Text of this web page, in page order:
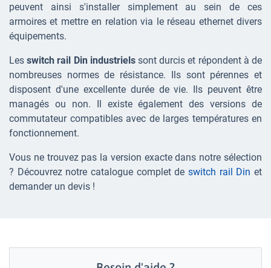
peuvent ainsi s'installer simplement au sein de ces
armoires et mettre en relation via le réseau ethernet divers
équipements.
Lesswitch rail Din industrielssont durcis et répondent à de
nombreuses normes de résistance. Ils sont pérennes et
disposent d'une excellente durée de vie. Ils peuvent être
managés ou non. Il existe également des versions de
commutateur compatibles avec de larges températures en
fonctionnement.
Vous ne trouvez pas la version exacte dans notre sélection
? Découvrez notre catalogue complet de switch rail Din et
demander un devis !